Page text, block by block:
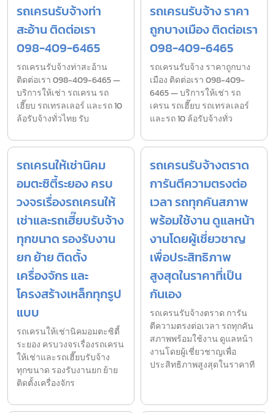
รถเครนรับจ้างท่า
สะอ้าน ติดต่อเรา
098-409-6465
รถเครนรับจ้างท่าสะอ้าน
ติดต่อเรา 098-409-6465 —
บริการให้เช่า รถเครน รถ
เฮี๊ยบ รถเทรลเลอร์ และรถ 10
ล้อรับจ้างทั่วไทย รับ
รถเครนรับจ้าง ราคา
ถูกบางเมือง ติดต่อเรา
098-409-6465
รถเครนรับจ้าง ราคาถูกบาง
เมือง ติดต่อเรา 098-409-
6465 — บริการให้เช่า รถ
เครน รถเฮี๊ยบ รถเทรลเลอร์
และรถ 10 ล้อรับจ้างทั่ว
รถเครนให้เช่านิคม
อมตะซิตี้ระยอง ครบ
วงจรเรื่องรถเครนให้
เช่าและรถเฮี๊ยบรับจ้าง
ทุกขนาด รองรับงาน
ยก ย้าย ติดตั้ง
เครื่องจักร และ
โครงสร้างเหล็กทุกรูป
แบบ
รถเครนให้เช่านิคมอมตะซิตี้
ระยอง ครบวงจรเรื่องรถเครน
ให้เช่าและรถเฮี๊ยบรับจ้าง
ทุกขนาด รองรับงานยก ย้าย
ติดตั้งเครื่องจักร
รถเครนรับจ้างตราด
การันตีความตรงต่อ
เวลา รถทุกคันสภาพ
พร้อมใช้งาน ดูแลหน้า
งานโดยผู้เชี่ยวชาญ
เพื่อประสิทธิภาพ
สูงสุดในราคาที่เป็น
กันเอง
รถเครนรับจ้างตราด การัน
ตีความตรงต่อเวลา รถทุกคัน
สภาพพร้อมใช้งาน ดูแลหน้า
งานโดยผู้เชี่ยวชาญเพื่อ
ประสิทธิภาพสูงสุดในราคาที